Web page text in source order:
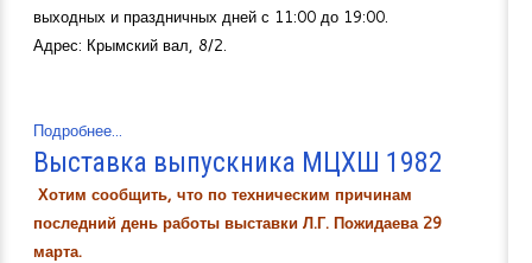
выходных и праздничных дней с 11:00 до 19:00.
Адрес: Крымский вал, 8/2.
Подробнее...
Выставка выпускника МЦХШ 1982
Хотим сообщить, что по техническим причинам
последний день работы выставки Л.Г. Пожидаева 29
марта.